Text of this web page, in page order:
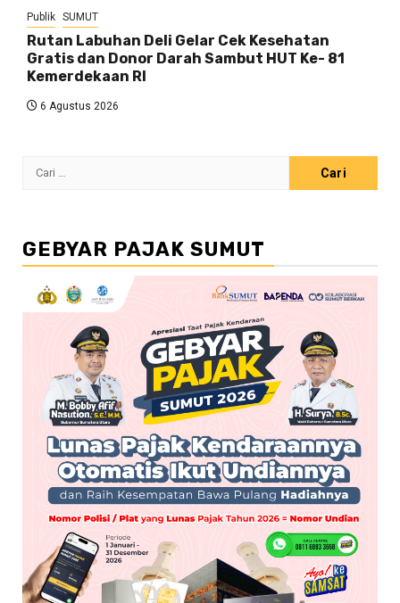
Publik SUMUT
Rutan Labuhan Deli Gelar Cek Kesehatan
Gratis dan Donor Darah Sambut HUT Ke- 81
Kemerdekaan RI
6 Agustus 2026
Cari
GEBYAR PAJAK SUMUT